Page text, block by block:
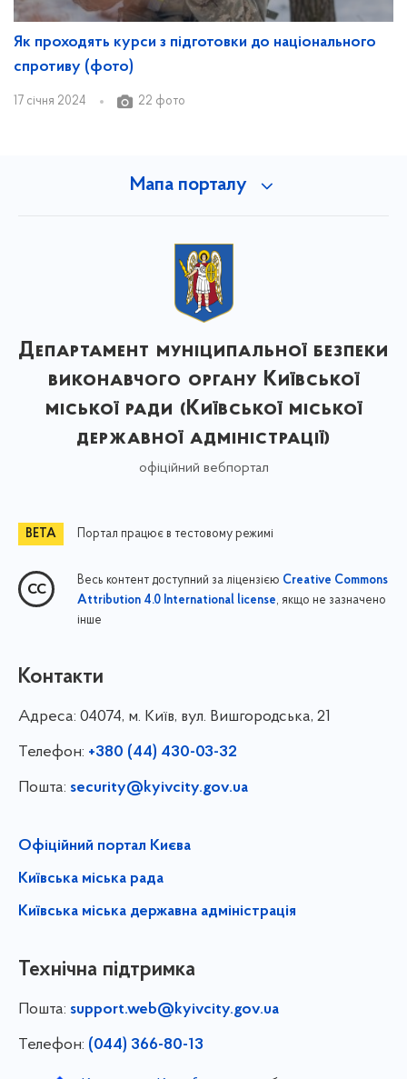
Як проходять курси з підготовки до національного
спротиву (фото)
17 січня 2024 22 фото
Мапа порталу
Департамент муніципальної безпеки
виконавчого органу Київської
міської ради (Київської міської
державної адміністрації)
офіційний вебпортал
Портал працює в тестовому режимі
Весь контент доступний за ліцензією Creative Commons
Attribution 4.0 International license, якщо не зазначено
інше
Контакти
Адреса: 04074, м. Київ, вул. Вишгородська, 21
Телефон: +380 (44) 430-03-32
Пошта: security@kyivcity.gov.ua
Офіційний портал Києва
Київська міська рада
Київська міська державна адміністрація
Технічна підтримка
Пошта: support.web@kyivcity.gov.ua
Телефон: (044) 366-80-13